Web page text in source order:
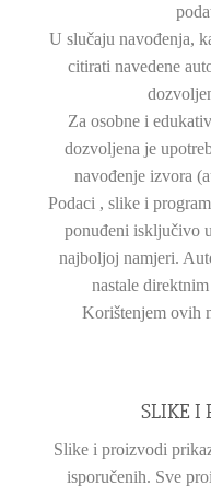
U slučaju navođenja,
citirati navedene
Za osobne i
dozvoljena je
navođenje izvora
Podaci , slike i
ponuđeni isključivo
najboljoj namjeri.
nastale
Korištenjem ovih
SLIKE I
Slike i proizvodi
isporučenih. Sve